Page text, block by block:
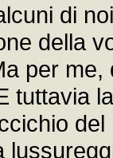
di
della
per
tuttavia